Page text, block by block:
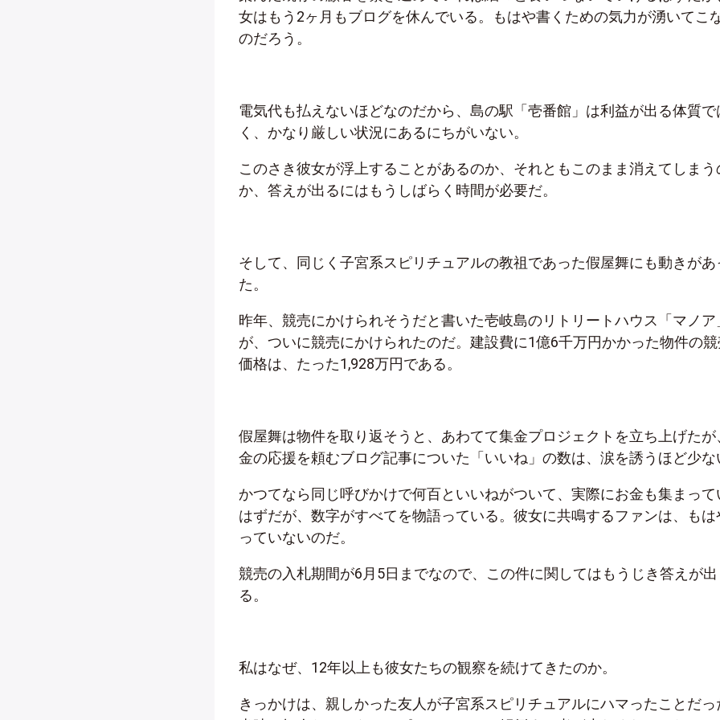
女はもう2ヶ月もブログを休んでいる。もはや書くための気力が湧いてこ
のだろう。
電気代も払えないほどなのだから、島の駅「壱番館」は利益が出る体質で
く、かなり厳しい状況にあるにちがいない。
このさき彼女が浮上することがあるのか、それともこのまま消えてしまう
か、答えが出るにはもうしばらく時間が必要だ。
そして、同じく子宮系スピリチュアルの教祖であった假屋舞にも動きがあ
た。
昨年、競売にかけられそうだと書いた壱岐島のリトリートハウス「マノア
が、ついに競売にかけられたのだ。建設費に1億6千万円かかった物件の競
価格は、たった1,928万円である。
假屋舞は物件を取り返そうと、あわてて集金プロジェクトを立ち上げたが
金の応援を頼むブログ記事についた「いいね」の数は、涙を誘うほど少な
かつてなら同じ呼びかけで何百といいねがついて、実際にお金も集まって
はずだが、数字がすべてを物語っている。彼女に共鳴するファンは、もは
っていないのだ。
競売の入札期間が6月5日までなので、この件に関してはもうじき答えが出
る。
私はなぜ、12年以上も彼女たちの観察を続けてきたのか。
きっかけは、親しかった友人が子宮系スピリチュアルにハマったことだっ